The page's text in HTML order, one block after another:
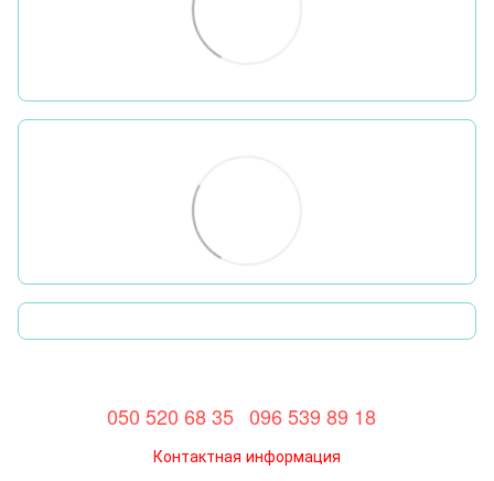
050 520 68 35 096 539 89 18
Контактная информация